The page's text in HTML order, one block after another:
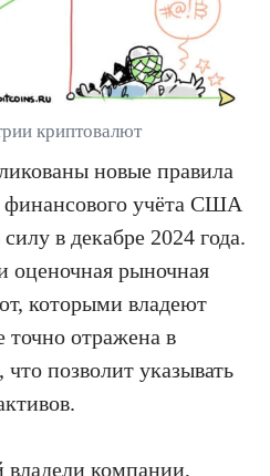
криптовалют
новые правила
финансового учёта США
в декабре 2024 года.
оценочная рыночная
которыми владеют
точно отражена в
что позволит указывать
владели компании,